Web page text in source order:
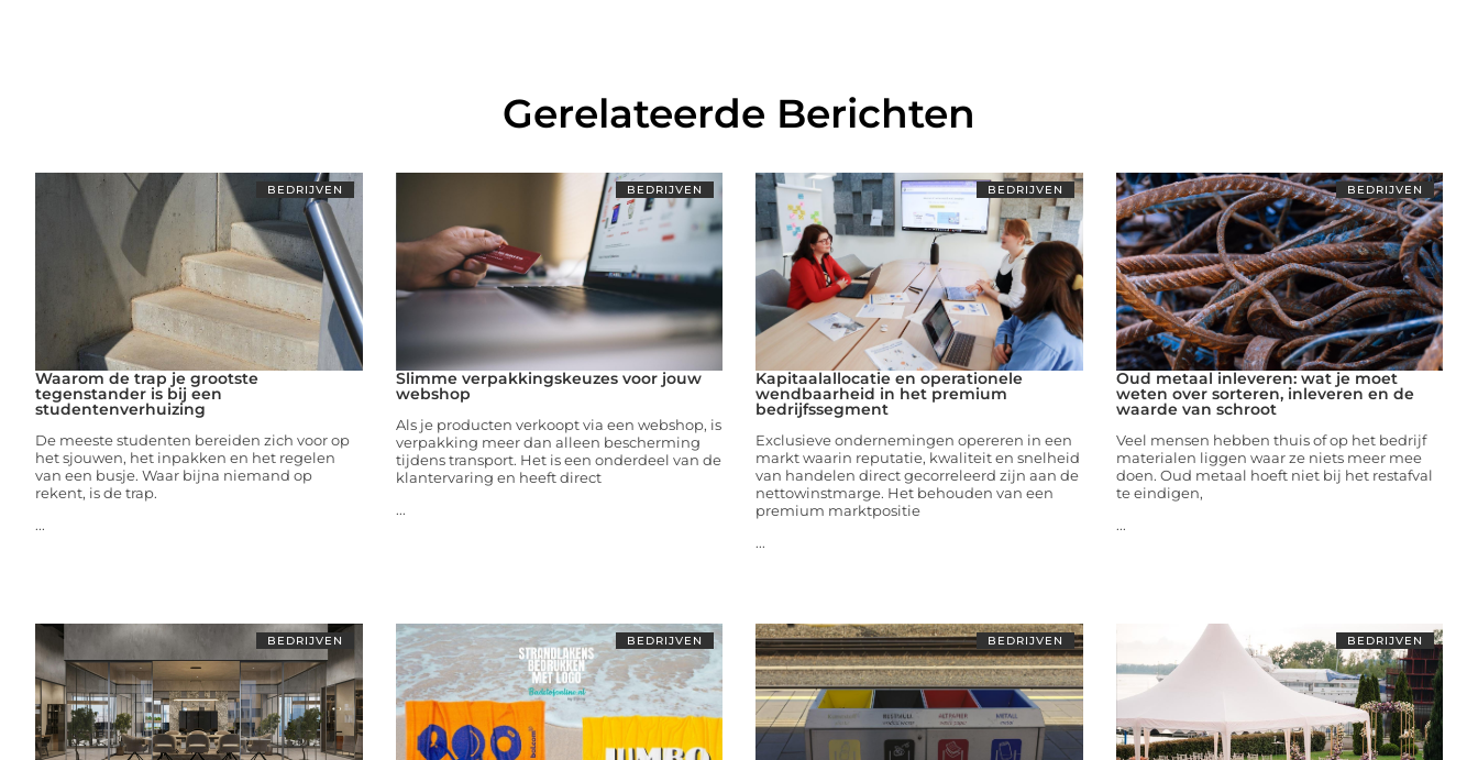
Gerelateerde Berichten
BEDRIJVEN
Waarom de trap je grootste
tegenstander is bij een
studentenverhuizing
De meeste studenten bereiden zich voor op
het sjouwen, het inpakken en het regelen
van een busje. Waar bijna niemand op
rekent, is de trap.
...
BEDRIJVEN
Slimme verpakkingskeuzes voor jouw
webshop
Als je producten verkoopt via een webshop, is
verpakking meer dan alleen bescherming
tijdens transport. Het is een onderdeel van de
klantervaring en heeft direct
...
BEDRIJVEN
Kapitaalallocatie en operationele
wendbaarheid in het premium
bedrijfssegment
Exclusieve ondernemingen opereren in een
markt waarin reputatie, kwaliteit en snelheid
van handelen direct gecorreleerd zijn aan de
nettowinstmarge. Het behouden van een
premium marktpositie
...
BEDRIJVEN
Oud metaal inleveren: wat je moet
weten over sorteren, inleveren en de
waarde van schroot
Veel mensen hebben thuis of op het bedrijf
materialen liggen waar ze niets meer mee
doen. Oud metaal hoeft niet bij het restafval
te eindigen,
...
BEDRIJVEN BEDRIJVEN BEDRIJVEN BEDRIJVEN